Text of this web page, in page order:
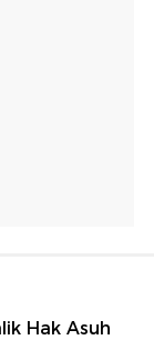
Hak Asuh